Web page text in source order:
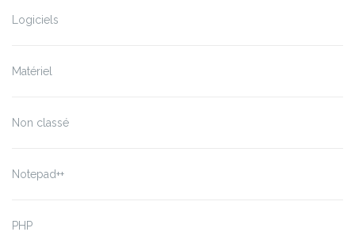
Logiciels
Matériel
Non classé
Notepad++
PHP